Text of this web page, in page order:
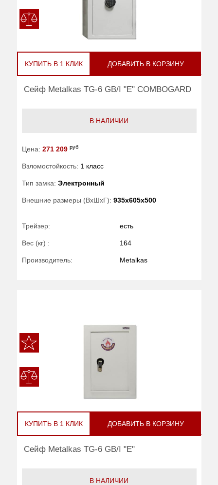
КУПИТЬ В 1 КЛИК ДОБАВИТЬ В КОРЗИНУ
Сейф Metalkas TG-6 GB/I "E" COMBOGARD
В НАЛИЧИИ
Цена: 271 209 руб
Взломостойкость: 1 класс
Тип замка: Электронный
Внешние размеры (ВхШхГ): 935x605x500
Трейзер: есть
Вес (кг) : 164
Производитель: Metalkas
КУПИТЬ В 1 КЛИК ДОБАВИТЬ В КОРЗИНУ
Сейф Metalkas TG-6 GB/I "E"
В НАЛИЧИИ